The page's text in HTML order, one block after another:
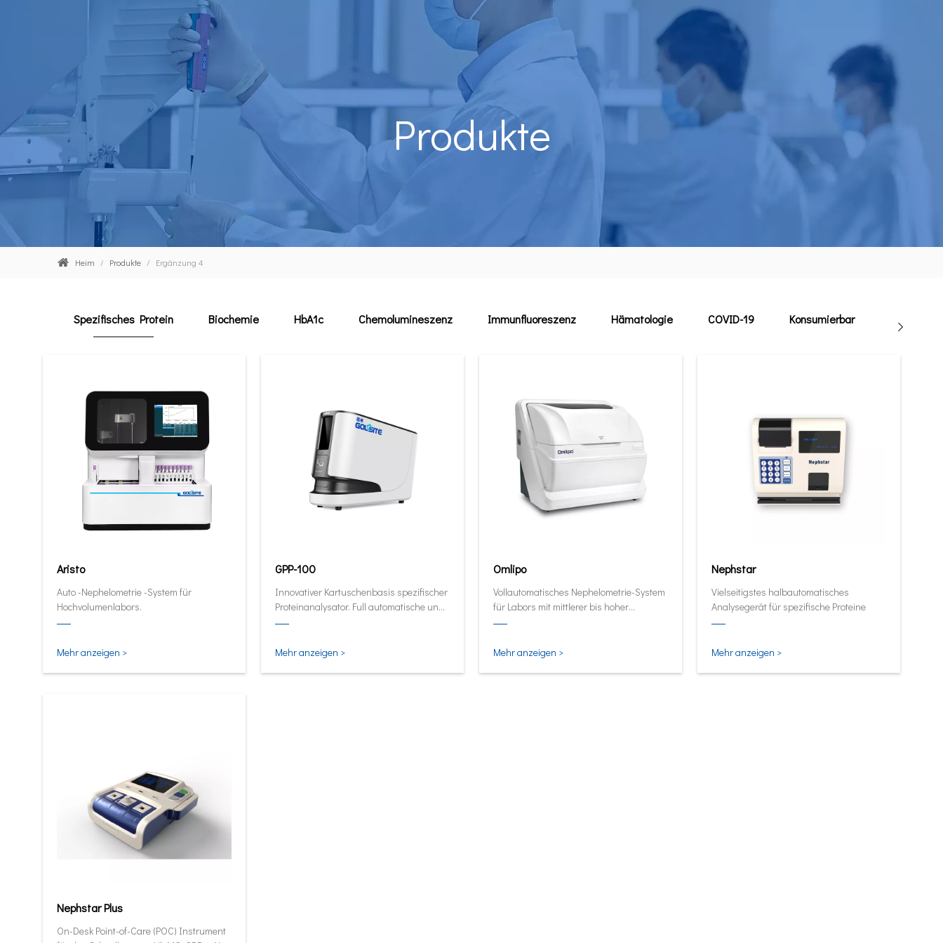
Produkte
Heim / Produkte / Ergänzung 4
Spezifisches Protein Biochemie HbA1c Chemolumineszenz Immunfluoreszenz Hämatologie COVID-19 Konsumierbar
Aristo
Auto -Nephelometrie -System für
Hochvolumenlabors.
Mehr anzeigen >
GPP-100
Innovativer Kartuschenbasis spezifischer
Proteinanalysator. Full automatische und
quantitative Analysator in seiner kleinsten
Mehr anzeigen >
Omlipo
Vollautomatisches Nephelometrie-System
für Labors mit mittlerer bis hoher
Volumendurchsatz.
Mehr anzeigen >
Nephstar
Vielseitigstes halbautomatisches
Analysegerät für spezifische Proteine
Mehr anzeigen >
Nephstar Plus
On-Desk Point-of-Care (POC) Instrument